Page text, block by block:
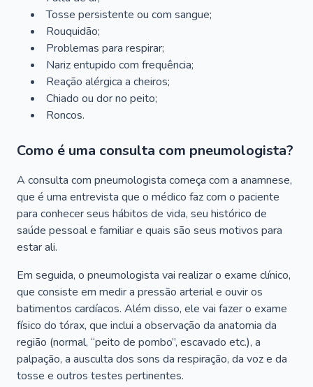
Tosse persistente ou com sangue;
Rouquidão;
Problemas para respirar;
Nariz entupido com frequência;
Reação alérgica a cheiros;
Chiado ou dor no peito;
Roncos.
Como é uma consulta com pneumologista?
A consulta com pneumologista começa com a anamnese,
que é uma entrevista que o médico faz com o paciente
para conhecer seus hábitos de vida, seu histórico de
saúde pessoal e familiar e quais são seus motivos para
estar ali.
Em seguida, o pneumologista vai realizar o exame clínico,
que consiste em medir a pressão arterial e ouvir os
batimentos cardíacos. Além disso, ele vai fazer o exame
físico do tórax, que inclui a observação da anatomia da
região (normal, “peito de pombo”, escavado etc.), a
palpação, a ausculta dos sons da respiração, da voz e da
tosse e outros testes pertinentes.